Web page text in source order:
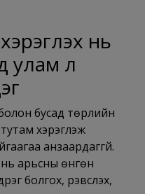
нь
улам л
бусад төрлийн
хэрэглэж
анзаардаггүй.
нь арьсны өнгөн
болгох, үрэвсүүлэх,